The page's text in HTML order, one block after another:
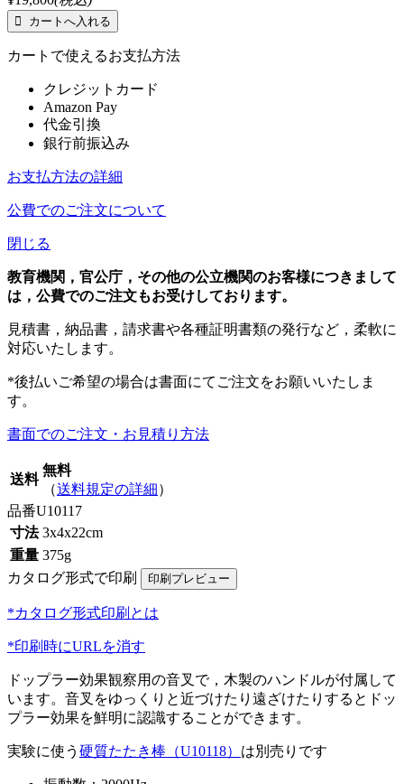
カートで使えるお支払方法
クレジットカード
Amazon Pay
代金引換
銀行前振込み
お支払方法の詳細
公費でのご注文について
閉じる
教育機関，官公庁，その他の公立機関のお客様につきまして
は，公費でのご注文もお受けしております。
見積書，納品書，請求書や各種証明書類の発行など，柔軟に
対応いたします。
*後払いご希望の場合は書面にてご注文をお願いいたしま
す。
書面でのご注文・お見積り方法
送料
無料
（送料規定の詳細）
品番U10117
寸法 3x4x22cm
重量 375g
カタログ形式で印刷
*カタログ形式印刷とは
*印刷時にURLを消す
ドップラー効果観察用の音叉で，木製のハンドルが付属して
います。音叉をゆっくりと近づけたり遠ざけたりするとドッ
プラー効果を鮮明に認識することができます。
実験に使う 硬質たたき棒（U10118） は別売りです